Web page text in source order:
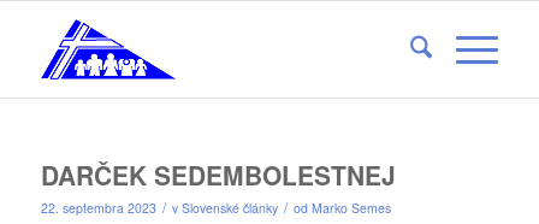
DARČEK SEDEMBOLESTNEJ
22. septembra 2023 / v Slovenské články / od Marko Semes